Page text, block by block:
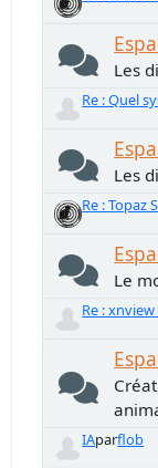
Les
Re : Quel
Les
Re : Topaz
Le
Re :
IAparflob